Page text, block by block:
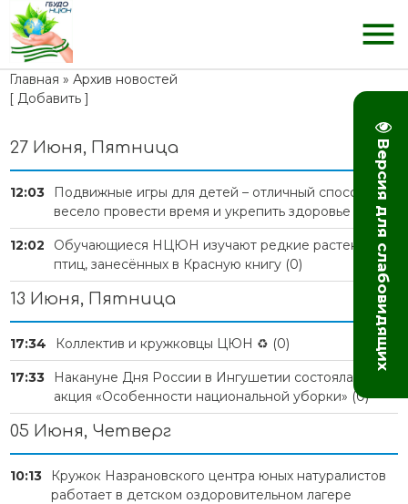
Версия для слабовидящих
menu
Главная » Архив новостей
[ Добавить ]
27 Июня, Пятница
12:03
Подвижные игры для детей – отличный способ
весело провести время и укрепить здоровье
12:02
Обучающиеся НЦЮН изучают редкие растения и
птиц, занесённых в Красную книгу (0)
13 Июня, Пятница
17:34 Коллектив и кружковцы ЦЮН ♻ (0)
17:33
Накануне Дня России в Ингушетии состоялась
акция «Особенности национальной уборки» (0)
05 Июня, Четверг
10:13
Кружок Назрановского центра юных натуралистов
работает в детском оздоровительном лагере